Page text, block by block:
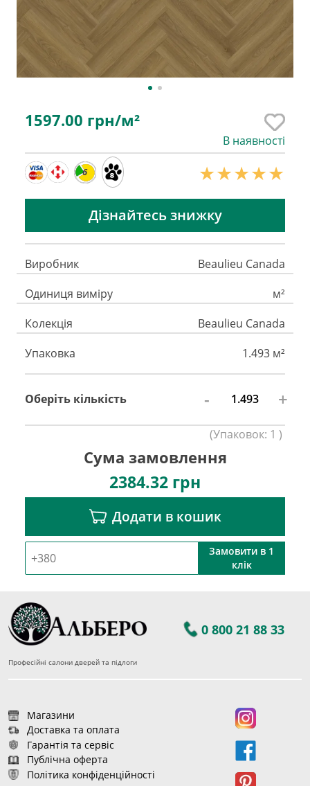
1597.00 грн/м²
В наявності
6
Дізнайтесь знижку
Виробник
Beaulieu Canada
Одиниця виміру
м²
Колекція
Beaulieu Canada
Упаковка
1.493 м²
Оберіть кількість - +
(Упаковок: 1 )
Сума замовлення
2384.32 грн
Додати в кошик
Замовити в 1
клік
0 800 21 88 33
Професійні салони дверей та підлоги
Магазини
Доставка та оплата
Гарантія та сервіс
Публічна оферта
Політика конфіденційності